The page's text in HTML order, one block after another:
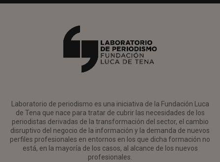
Laboratorio de periodismo es una iniciativa de la Fundación Luca
de Tena que nace para tratar de cubrir las necesidades de los
periodistas derivadas de la transformación del sector, el cambio
disruptivo del negocio de la información y la demanda de nuevos
perfiles profesionales en entornos en los que dicha formación no
está, en la mayoría de los casos, al alcance de los nuevos
profesionales.